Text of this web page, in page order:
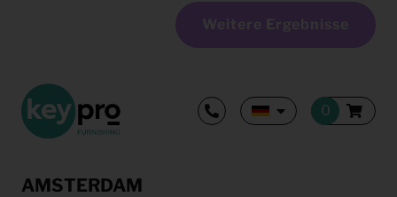
Weitere Ergebnisse
AMSTERDAM